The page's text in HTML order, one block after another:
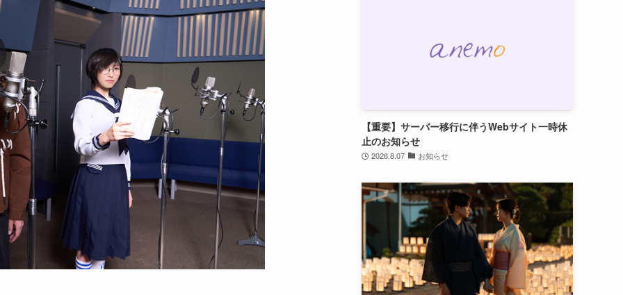
【重要】サーバー移行に伴うWebサイト一時休
止のお知らせ
2026.8.07 お知らせ